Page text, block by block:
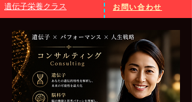
遺伝子栄養クラス
お問い合わせ